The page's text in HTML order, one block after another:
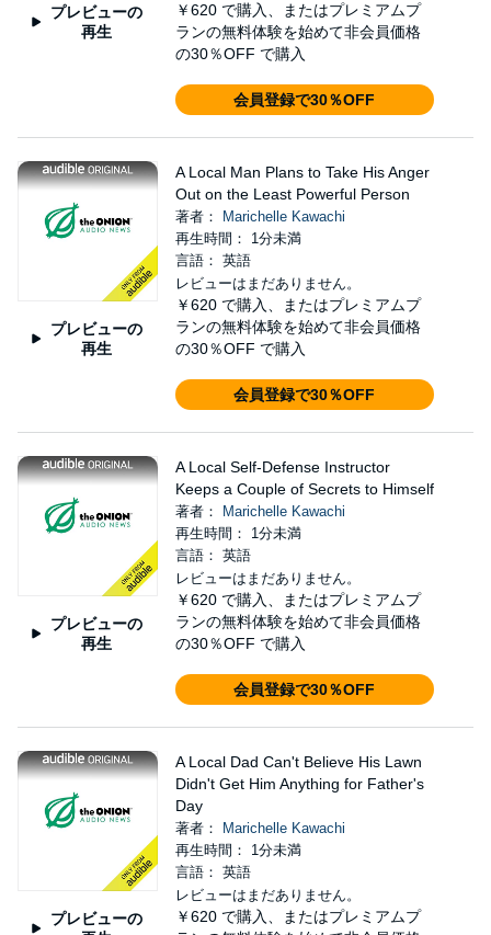
プレビューの
再生
￥620 で購入、またはプレミアムプ
ランの無料体験を始めて非会員価格
の30％OFF で購入
会員登録で30％OFF
プレビューの
再生
A Local Man Plans to Take His Anger
Out on the Least Powerful Person
著者：
Marichelle Kawachi
再生時間： 1分未満
言語： 英語
レビューはまだありません。
￥620 で購入、またはプレミアムプ
ランの無料体験を始めて非会員価格
の30％OFF で購入
会員登録で30％OFF
プレビューの
再生
A Local Self-Defense Instructor
Keeps a Couple of Secrets to Himself
著者：
Marichelle Kawachi
再生時間： 1分未満
言語： 英語
レビューはまだありません。
￥620 で購入、またはプレミアムプ
ランの無料体験を始めて非会員価格
の30％OFF で購入
会員登録で30％OFF
プレビューの
A Local Dad Can't Believe His Lawn
Didn't Get Him Anything for Father's
Day
著者：
Marichelle Kawachi
再生時間： 1分未満
言語： 英語
レビューはまだありません。
￥620 で購入、またはプレミアムプ